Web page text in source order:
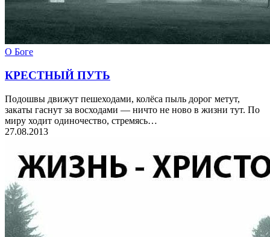
О Боге
КРЕСТНЫЙ ПУТЬ
Подошвы движут пешеходами, колёса пыль дорог метут,
закаты гаснут за восходами — ничто не ново в жизни тут. По
миру ходит одиночество, стремясь…
27.08.2013